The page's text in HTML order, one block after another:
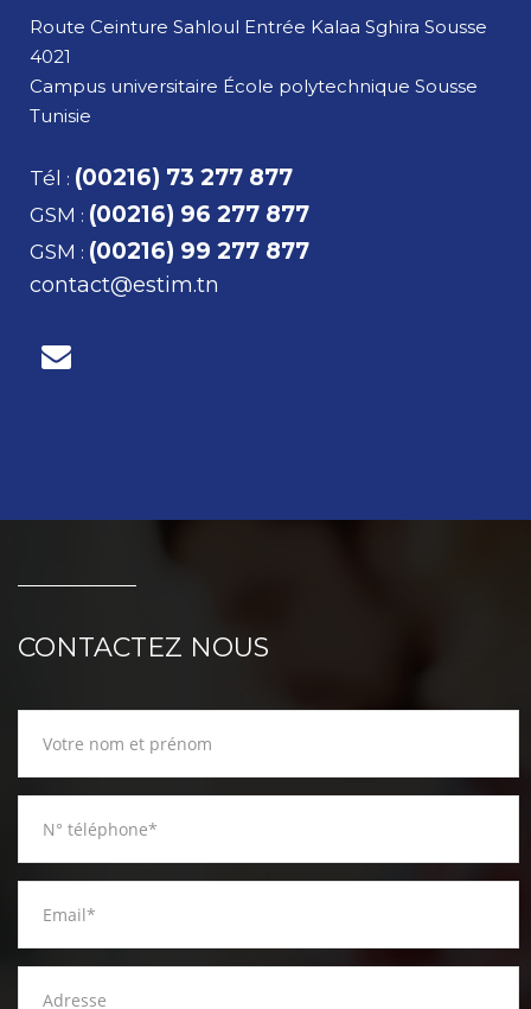
Route Ceinture Sahloul Entrée Kalaa Sghira Sousse
4021
Campus universitaire École polytechnique Sousse
Tunisie
Tél : (00216) 73 277 877
GSM : (00216) 96 277 877
GSM : (00216) 99 277 877
contact@estim.tn
CONTACTEZ NOUS